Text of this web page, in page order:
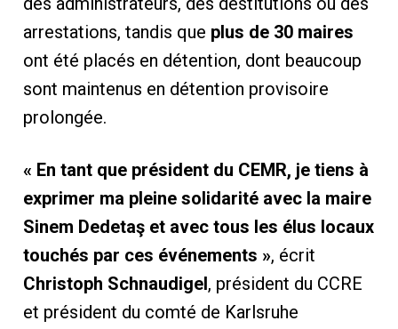
arrestations, tandis que plus de 30 maires
ont été placés en détention, dont beaucoup
sont maintenus en détention provisoire
prolongée.
« En tant que président du CEMR, je tiens à
exprimer ma pleine solidarité avec la maire
Sinem Dedetaş et avec tous les élus locaux
touchés par ces événements », écrit
Christoph Schnaudigel, président du CCRE
et président du comté de Karlsruhe